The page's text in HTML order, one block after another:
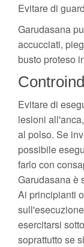
Evitare di
Garudasana
accucciati,
busto proteso
Evitare di
lesioni
al polso. Se
possibile
farlo con
Garudasana è
Ai principianti
esercitarsi
soprattutto se